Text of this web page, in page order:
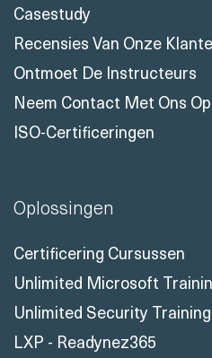
Casestudy
Recensies Van Onze
Ontmoet De Instructeurs
Neem Contact Met Ons Op
ISO-Certificeringen
Oplossingen
Certificering Cursussen
Unlimited Microsoft
Unlimited Security Training
LXP - Readynez365